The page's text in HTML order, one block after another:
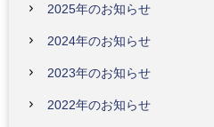
2025年のお知らせ
2024年のお知らせ
2023年のお知らせ
2022年のお知らせ